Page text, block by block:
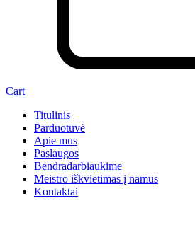
Cart
Titulinis
Parduotuvė
Apie mus
Paslaugos
Bendradarbiaukime
Meistro iškvietimas į namus
Kontaktai